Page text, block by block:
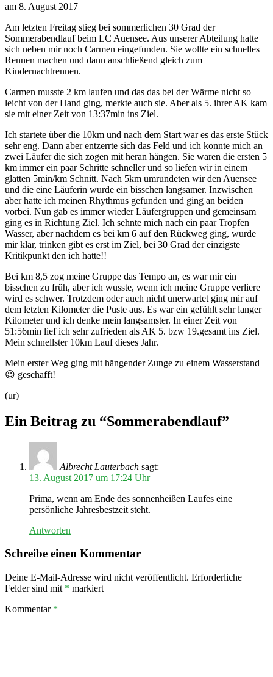
am 8. August 2017
Am letzten Freitag stieg bei sommerlichen 30 Grad der
Sommerabendlauf beim LC Auensee. Aus unserer Abteilung hatte
sich neben mir noch Carmen eingefunden. Sie wollte ein schnelles
Rennen machen und dann anschließend gleich zum
Kindernachtrennen.
Carmen musste 2 km laufen und das das bei der Wärme nicht so
leicht von der Hand ging, merkte auch sie. Aber als 5. ihrer AK kam
sie mit einer Zeit von 13:37min ins Ziel.
Ich startete über die 10km und nach dem Start war es das erste Stück
sehr eng. Dann aber entzerrte sich das Feld und ich konnte mich an
zwei Läufer die sich zogen mit heran hängen. Sie waren die ersten 5
km immer ein paar Schritte schneller und so liefen wir in einem
glatten 5min/km Schnitt. Nach 5km umrundeten wir den Auensee
und die eine Läuferin wurde ein bisschen langsamer. Inzwischen
aber hatte ich meinen Rhythmus gefunden und ging an beiden
vorbei. Nun gab es immer wieder Läufergruppen und gemeinsam
ging es in Richtung Ziel. Ich sehnte mich nach ein paar Tropfen
Wasser, aber nachdem es bei km 6 auf den Rückweg ging, wurde
mir klar, trinken gibt es erst im Ziel, bei 30 Grad der einzigste
Kritikpunkt den ich hatte!!
Bei km 8,5 zog meine Gruppe das Tempo an, es war mir ein
bisschen zu früh, aber ich wusste, wenn ich meine Gruppe verliere
wird es schwer. Trotzdem oder auch nicht unerwartet ging mir auf
dem letzten Kilometer die Puste aus. Es war ein gefühlt sehr langer
Kilometer und ich denke mein langsamster. In einer Zeit von
51:56min lief ich sehr zufrieden als AK 5. bzw 19.gesamt ins Ziel.
Mein schnellster 10km Lauf dieses Jahr.
Mein erster Weg ging mit hängender Zunge zu einem Wasserstand
😉 geschafft!
(ur)
Ein Beitrag zu “Sommerabendlauf”
Albrecht Lauterbach sagt:
13. August 2017 um 17:24 Uhr
Prima, wenn am Ende des sonnenheißen Laufes eine
persönliche Jahresbestzeit steht.
Antworten
Schreibe einen Kommentar
Deine E-Mail-Adresse wird nicht veröffentlicht. Erforderliche
Felder sind mit * markiert
Kommentar *